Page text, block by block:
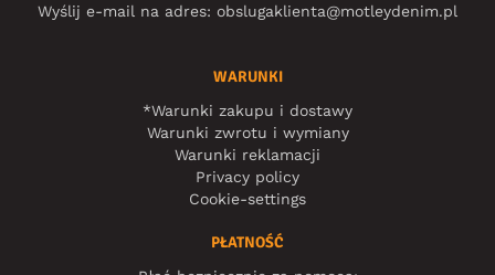
Wyślij e-mail na adres: obslugaklienta@motleydenim.pl
WARUNKI
*Warunki zakupu i dostawy
Warunki zwrotu i wymiany
Warunki reklamacji
Privacy policy
Cookie-settings
PŁATNOŚĆ